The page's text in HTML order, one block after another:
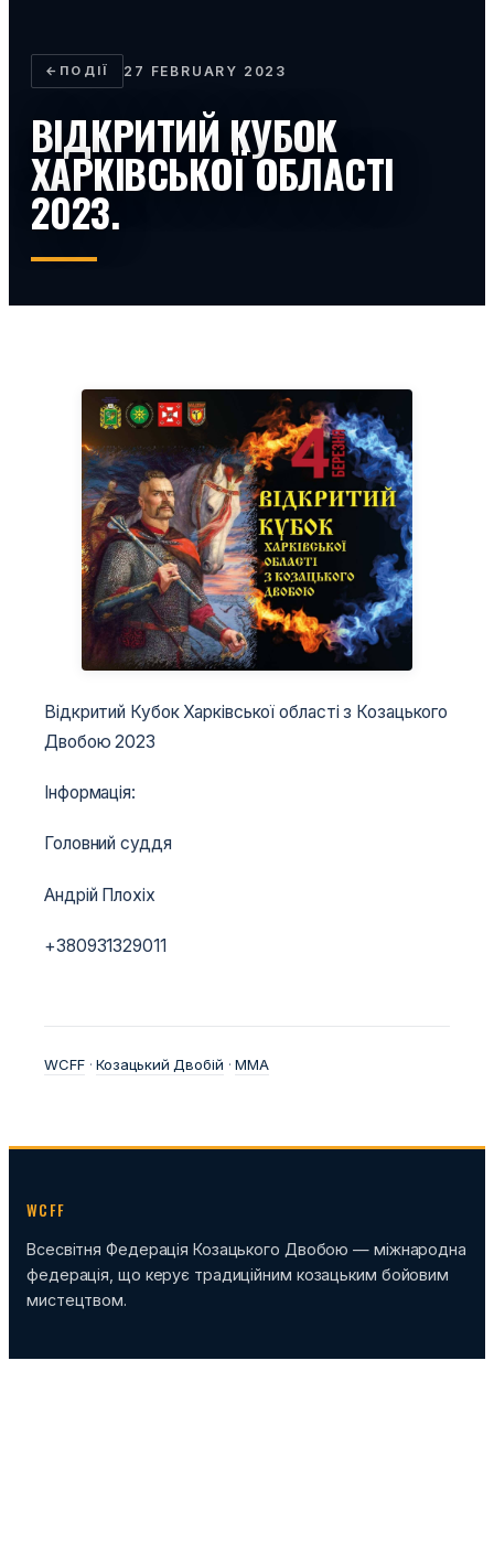
← ПОДІЇ 27 FEBRUARY 2023
ВІДКРИТИЙ КУБОК
ХАРКІВСЬКОЇ ОБЛАСТІ
2023.
Відкритий Кубок Харківської області з Козацького
Двобою 2023
Інформація:
Головний суддя
Андрій Плохіх
+380931329011
WCFF · Козацький Двобій · ММА
WCFF
Всесвітня Федерація Козацького Двобою — міжнародна
федерація, що керує традиційним козацьким бойовим
мистецтвом.